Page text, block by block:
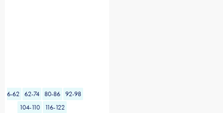
56-62 62-74 80-86
92-98
104-110
116-122